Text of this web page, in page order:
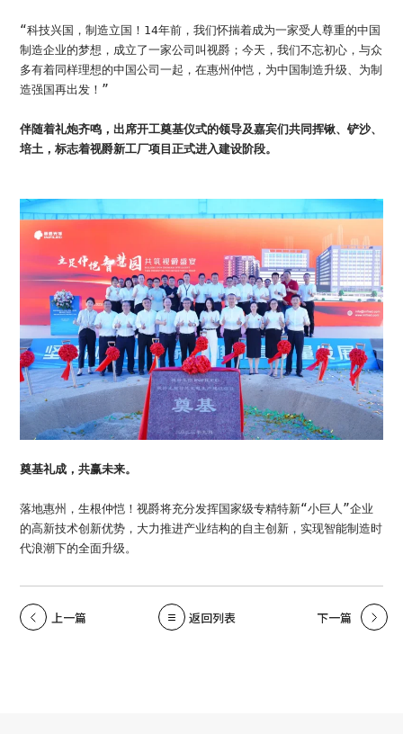
“科技兴国，制造立国！14年前，我们怀揣着成为一家受人尊重的中国
制造企业的梦想，成立了一家公司叫视爵；今天，我们不忘初心，与众
多有着同样理想的中国公司一起，在惠州仲恺，为中国制造升级、为制
造强国再出发！”
伴随着礼炮齐鸣，出席开工奠基仪式的领导及嘉宾们共同挥锹、铲沙、
培土，标志着视爵新工厂项目正式进入建设阶段。
奠基礼成，共赢未来。
落地惠州，生根仲恺！视爵将充分发挥国家级专精特新“小巨人”企业
的高新技术创新优势，大力推进产业结构的自主创新，实现智能制造时
代浪潮下的全面升级。
上一篇 返回列表 下一篇